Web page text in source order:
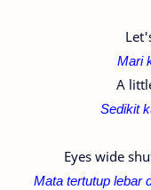
Mari
A
Sedikit
Eyes wide
Mata tertutup lebar